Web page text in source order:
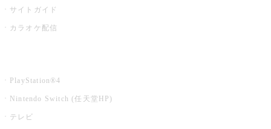
サイトガイド
カラオケ配信
PlayStation®4
Nintendo Switch (任天堂HP)
テレビ